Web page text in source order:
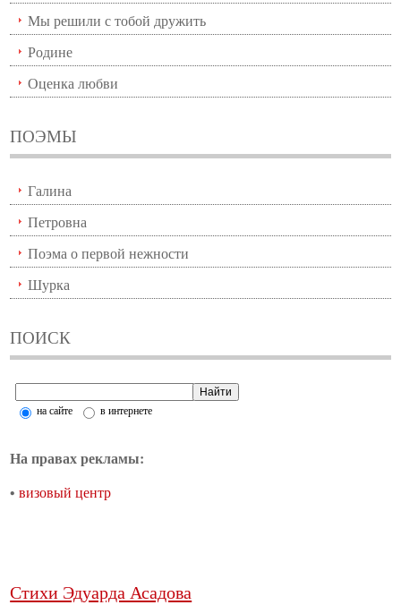
Мы решили с тобой дружить
Родине
Оценка любви
ПОЭМЫ
Галина
Петровна
Поэма о первой нежности
Шурка
ПОИСК
на сайте в интернете
На правах рекламы:
•визовый центр
Стихи Эдуарда Асадова